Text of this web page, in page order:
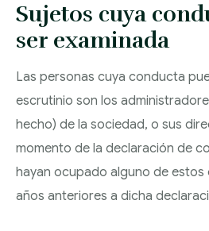
Sujetos cuya
ser examinada
Las personas cuya conducta
escrutinio son los
hecho) de la sociedad, o sus
momento de la declaración de
hayan ocupado alguno de estos
años anteriores a dicha